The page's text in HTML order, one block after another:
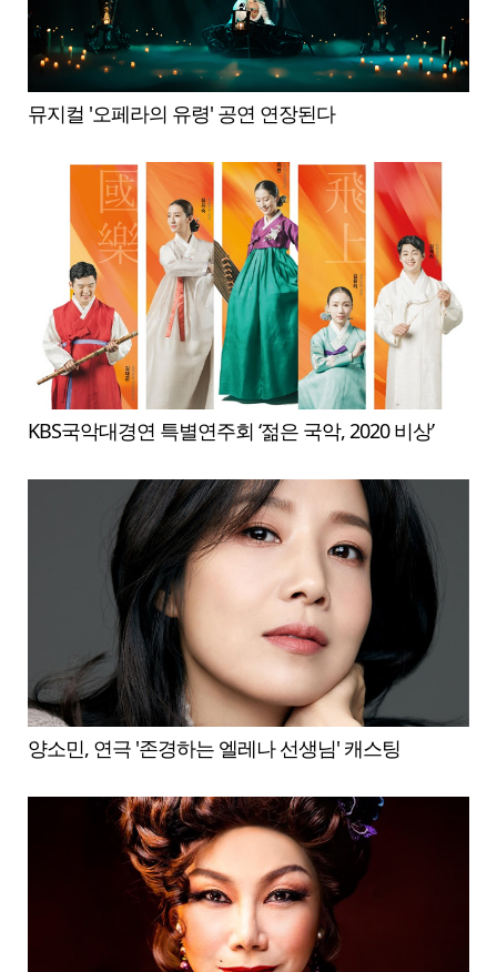
뮤지컬 '오페라의 유령' 공연 연장된다
KBS국악대경연 특별연주회 ‘젊은 국악, 2020 비상’
양소민, 연극 '존경하는 엘레나 선생님' 캐스팅